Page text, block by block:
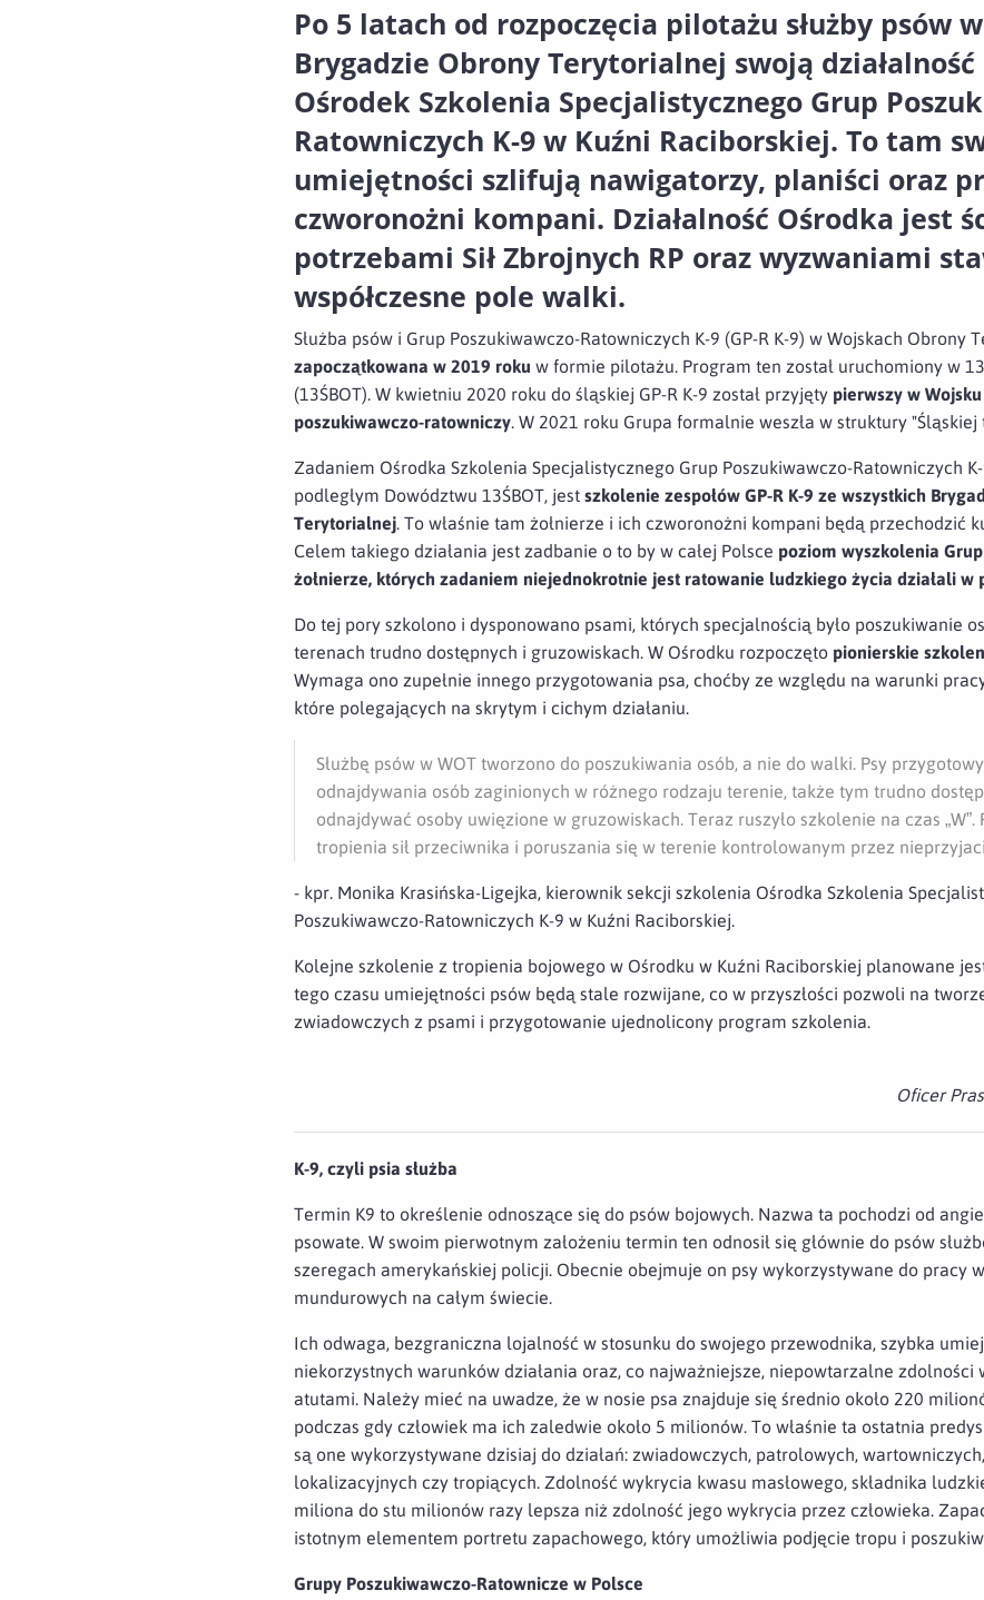
Po 5 latach od rozpoczęcia pilotażu służby psów
Brygadzie Obrony Terytorialnej swoją działalność
Ośrodek Szkolenia Specjalistycznego Grup
Ratowniczych K-9 w Kuźni Raciborskiej. To tam
umiejętności szlifują nawigatorzy, planiści oraz
czworonożni kompani. Działalność Ośrodka jest
potrzebami Sił Zbrojnych RP oraz wyzwaniami
współczesne pole walki.
Służba psów i Grup Poszukiwawczo-Ratowniczych K-9 (GP-R K-9) w Wojskach Obrony
zapoczątkowana w 2019 roku w formie pilotażu. Program ten został uruchomiony w
(13ŚBOT). W kwietniu 2020 roku do śląskiej GP-R K-9 został przyjęty pierwszy w
poszukiwawczo-ratowniczy. W 2021 roku Grupa formalnie weszła w struktury "Śląskiej
Zadaniem Ośrodka Szkolenia Specjalistycznego Grup Poszukiwawczo-Ratowniczych
podległym Dowództwu 13ŚBOT, jest szkolenie zespołów GP-R K-9 ze wszystkich
Terytorialnej. To właśnie tam żołnierze i ich czworonożni kompani będą przechodzić
Celem takiego działania jest zadbanie o to by w całej Polsce poziom wyszkolenia
żołnierze, których zadaniem niejednokrotnie jest ratowanie ludzkiego życia działali w
Do tej pory szkolono i dysponowano psami, których specjalnością było poszukiwanie
terenach trudno dostępnych i gruzowiskach. W Ośrodku rozpoczęto pionierskie
Wymaga ono zupełnie innego przygotowania psa, choćby ze względu na warunki
które polegających na skrytym i cichym działaniu.
Służbę psów w WOT tworzono do poszukiwania osób, a nie do walki. Psy
odnajdywania osób zaginionych w różnego rodzaju terenie, także tym trudno
odnajdywać osoby uwięzione w gruzowiskach. Teraz ruszyło szkolenie na czas „W”.
tropienia sił przeciwnika i poruszania się w terenie kontrolowanym przez
- kpr. Monika Krasińska-Ligejka, kierownik sekcji szkolenia Ośrodka Szkolenia
Poszukiwawczo-Ratowniczych K-9 w Kuźni Raciborskiej.
Kolejne szkolenie z tropienia bojowego w Ośrodku w Kuźni Raciborskiej planowane
tego czasu umiejętności psów będą stale rozwijane, co w przyszłości pozwoli na
zwiadowczych z psami i przygotowanie ujednolicony program szkolenia.
Oficer
K-9, czyli psia służba
Termin K9 to określenie odnoszące się do psów bojowych. Nazwa ta pochodzi od
psowate. W swoim pierwotnym założeniu termin ten odnosił się głównie do psów
szeregach amerykańskiej policji. Obecnie obejmuje on psy wykorzystywane do pracy
mundurowych na całym świecie.
Ich odwaga, bezgraniczna lojalność w stosunku do swojego przewodnika, szybka
niekorzystnych warunków działania oraz, co najważniejsze, niepowtarzalne zdolności
atutami. Należy mieć na uwadze, że w nosie psa znajduje się średnio około 220
podczas gdy człowiek ma ich zaledwie około 5 milionów. To właśnie ta ostatnia
są one wykorzystywane dzisiaj do działań: zwiadowczych, patrolowych,
lokalizacyjnych czy tropiących. Zdolność wykrycia kwasu masłowego, składnika
miliona do stu milionów razy lepsza niż zdolność jego wykrycia przez człowieka.
istotnym elementem portretu zapachowego, który umożliwia podjęcie tropu i
Grupy Poszukiwawczo-Ratownicze w Polsce